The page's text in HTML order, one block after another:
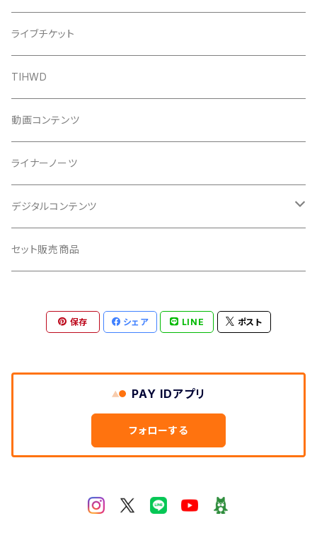
Tシャツ
タオル
バッグ
ステッカー
クリアファイル
ポスター
パーカー
マグカップ
ライブチケット
TIHWD
動画コンテンツ
ライナーノーツ
デジタルコンテンツ
ライナーノーツ
セット販売商品
保存 シェア LINE ポスト
PAY IDアプリ
フォローする